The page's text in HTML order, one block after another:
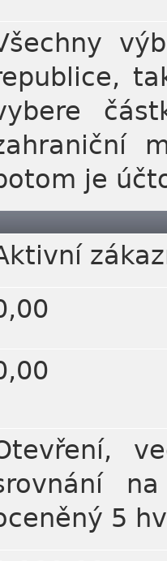
je
5